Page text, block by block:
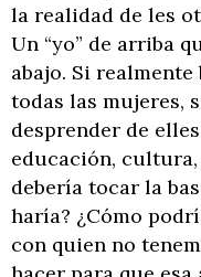
la realidad de les
Un “yo” de arriba
abajo. Si
todas las mujeres,
desprender de
educación,
debería tocar la
haría? ¿Cómo
con quien no